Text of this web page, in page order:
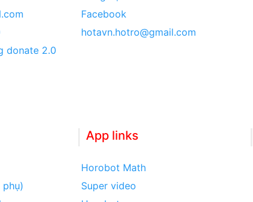
donate 2.0
Facebook
hotavn.hotro@gmail.com
App links
Horobot Math
Super video